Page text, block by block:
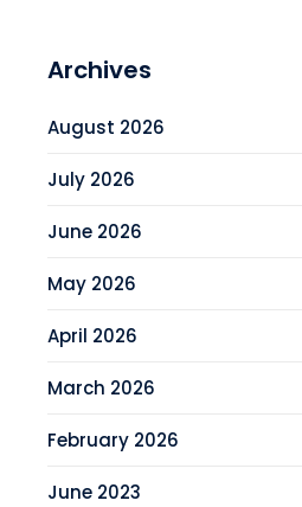
Archives
August 2026
July 2026
June 2026
May 2026
April 2026
March 2026
February 2026
June 2023